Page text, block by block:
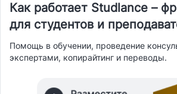
Как работает Studlance –
для студентов и
Помощь в обучении, проведение
экспертами, копирайтинг и переводы.